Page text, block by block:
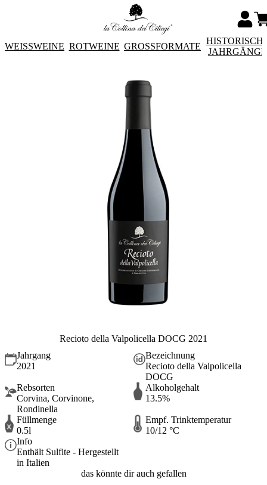
WEISSWEINE ROTWEINE GROSSFORMATE
JAHRGÄNGE
Recioto della Valpolicella DOCG 2021
Jahrgang
2021
Bezeichnung
Recioto della Valpolicella
DOCG
Rebsorten
Corvina, Corvinone,
Rondinella
Alkoholgehalt
13.5%
Füllmenge
0.5l
Empf. Trinktemperatur
10/12 °C
Info
Enthält Sulfite - Hergestellt
in Italien
das könnte dir auch gefallen